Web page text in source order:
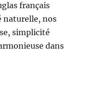
français
naturelle, nos
simplicité
dans